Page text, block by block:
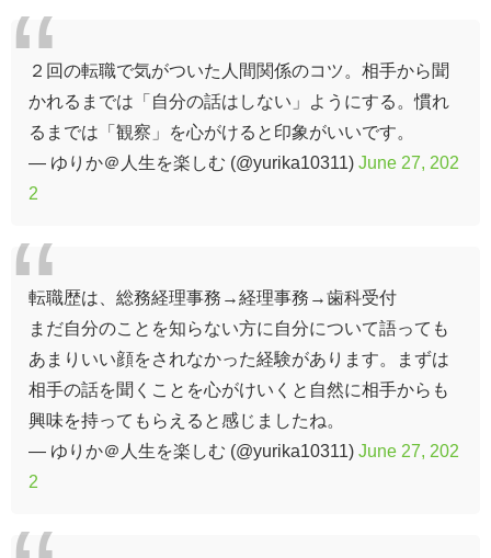
２回の転職で気がついた人間関係のコツ。相手から聞
かれるまでは「自分の話はしない」ようにする。慣れ
るまでは「観察」を心がけると印象がいいです。
— ゆりか＠人生を楽しむ (@yurika10311) June 27, 202
2
転職歴は、総務経理事務→経理事務→歯科受付
まだ自分のことを知らない方に自分について語っても
あまりいい顔をされなかった経験があります。まずは
相手の話を聞くことを心がけいくと自然に相手からも
興味を持ってもらえると感じましたね。
— ゆりか＠人生を楽しむ (@yurika10311) June 27, 202
2